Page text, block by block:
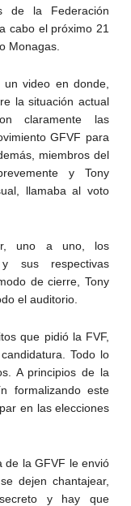
de la Federación
cabo el próximo 21
Monagas.
video en donde,
la situación actual
claramente las
GFVF para
miembros del
y Tony
llamaba al voto
uno a uno, los
sus respectivas
de cierre, Tony
el auditorio.
que pidió la FVF,
Todo lo
A principios de la
formalizando este
en las elecciones
de la GFVF le envió
dejen chantajear,
y hay que